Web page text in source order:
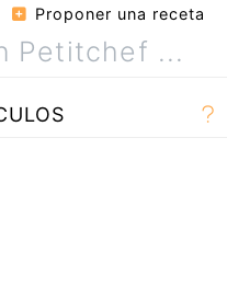
Proponer una receta